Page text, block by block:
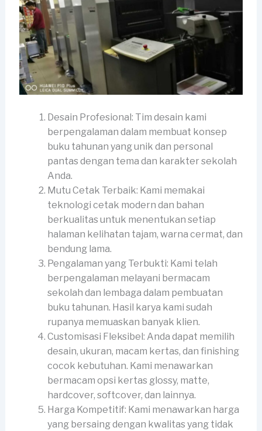
Desain Profesional: Tim desain kami
berpengalaman dalam membuat konsep
buku tahunan yang unik dan personal
pantas dengan tema dan karakter sekolah
Anda.
Mutu Cetak Terbaik: Kami memakai
teknologi cetak modern dan bahan
berkualitas untuk menentukan setiap
halaman kelihatan tajam, warna cermat, dan
bendung lama.
Pengalaman yang Terbukti: Kami telah
berpengalaman melayani bermacam
sekolah dan lembaga dalam pembuatan
buku tahunan. Hasil karya kami sudah
rupanya memuaskan banyak klien.
Customisasi Fleksibel: Anda dapat memilih
desain, ukuran, macam kertas, dan finishing
cocok kebutuhan. Kami menawarkan
bermacam opsi kertas glossy, matte,
hardcover, softcover, dan lainnya.
Harga Kompetitif: Kami menawarkan harga
yang bersaing dengan kwalitas yang tidak